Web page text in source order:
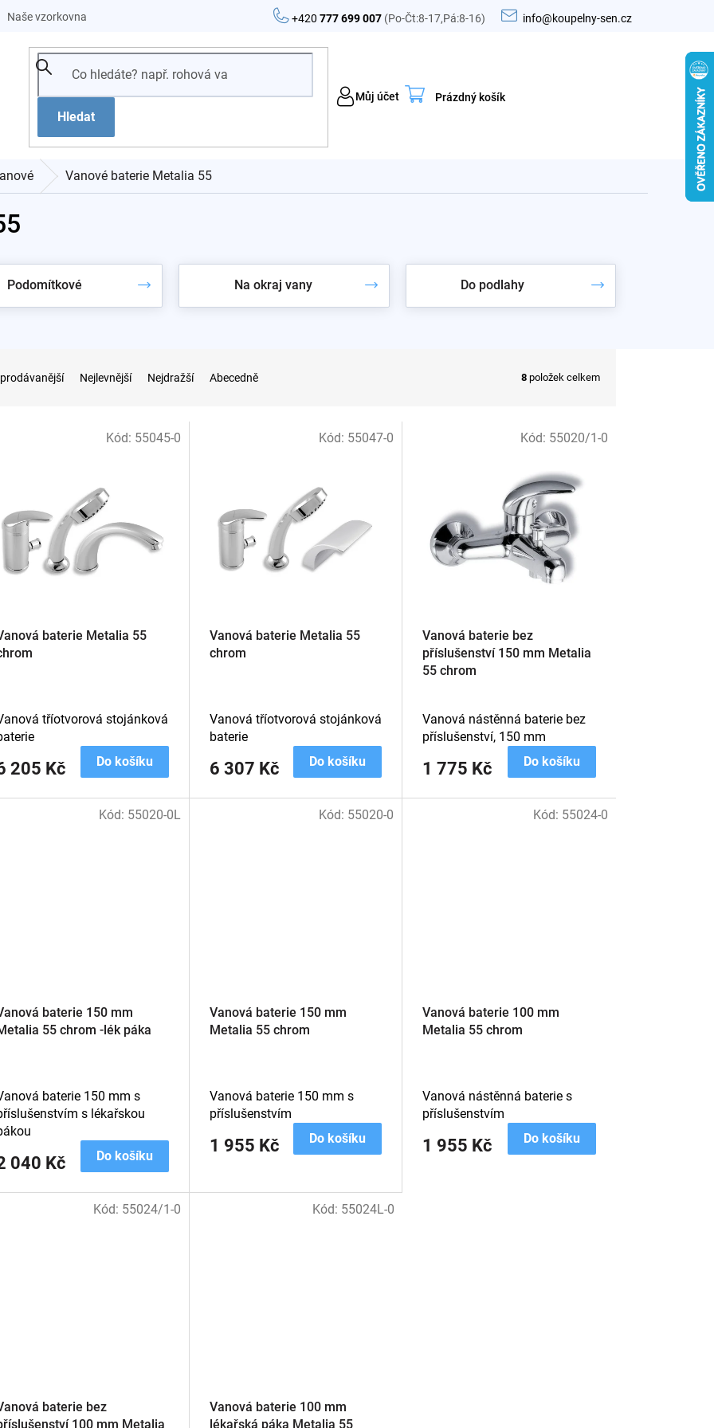
+420777 699 007 (Po-Čt:8-17,Pá:8-16) info@koupelny-sen.cz
Naše vzorkovna
Hledat
Můj účet
Nákupní
Prázdný košík
Vanové baterie Metalia 55
Podomítkové Na okraj vany Do podlahy
Nejlevnější Nejdražší Abecedně 8 položek celkem
baterie Metalia 55
205 Kč Do košíku
tříotvorová stojánková
Kód: 55045-0
Vanová baterie Metalia 55
chrom
6 307 Kč Do košíku
Vanová tříotvorová stojánková
baterie
Kód: 55047-0
Vanová baterie bez
příslušenství 150 mm Metalia
55 chrom
1 775 Kč Do košíku
Vanová nástěnná baterie bez
příslušenství, 150 mm
Kód: 55020/1-0
baterie 150 mm
55 chrom -lék páka
040 Kč Do košíku
baterie 150 mm s
s lékařskou
Kód: 55020-0L
Vanová baterie 150 mm
Metalia 55 chrom
1 955 Kč Do košíku
Vanová baterie 150 mm s
příslušenstvím
Kód: 55020-0
Vanová baterie 100 mm
Metalia 55 chrom
1 955 Kč Do košíku
Vanová nástěnná baterie s
příslušenstvím
Kód: 55024-0
baterie bez
100 mm Metalia
Kód: 55024/1-0
Vanová baterie 100 mm
lékařská páka Metalia 55
Kód: 55024L-0